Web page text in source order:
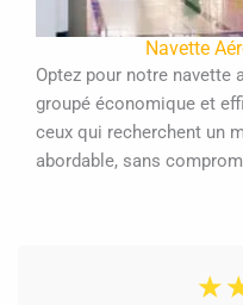
Navette
Optez pour notre navette
groupé économique et
ceux qui recherchent un
abordable, sans
☆